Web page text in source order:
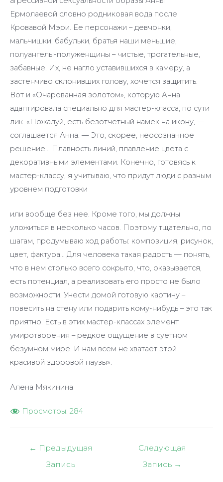
Ермолаевой словно родниковая вода после
Кровавой Мэри. Ее персонажи – девчонки,
мальчишки, бабульки, братья наши меньшие,
полуангелы-полуженщины – чистые, трогательные,
забавные. Их, не нагло уставившихся в камеру, а
застенчиво склонивших голову, хочется защитить.
Вот и «Очарованная золотом», которую Анна
адаптировала специально для мастер-класса, по сути
лик. «Пожалуй, есть безотчетный намёк на икону, —
соглашается Анна. — Это, скорее, неосознанное
решение… Плавность линий, плавление цвета с
декоративными элементами. Конечно, готовясь к
мастер-классу, я учитываю, что придут люди с разным
уровнем подготовки
или вообще без нее. Кроме того, мы должны
уложиться в несколько часов. Поэтому тщательно, по
шагам, продумываю ход работы: композиция, рисунок,
цвет, фактура… Для человека такая радость — понять,
что в нем столько всего сокрыто, что, оказывается,
есть потенциал, а реализовать его просто не было
возможности. Унести домой готовую картину –
повесить на стену или подарить кому-нибудь – это так
приятно. Есть в этих мастер-классах элемент
умиротворения – редкое ощущение в суетном
безумном мире. И нам всем не хватает этой
красивой здоровой паузы».
Алена Мякинина
Просмотры: 284
Навигация
← Предыдущая
Запись
Следующая
Запись →